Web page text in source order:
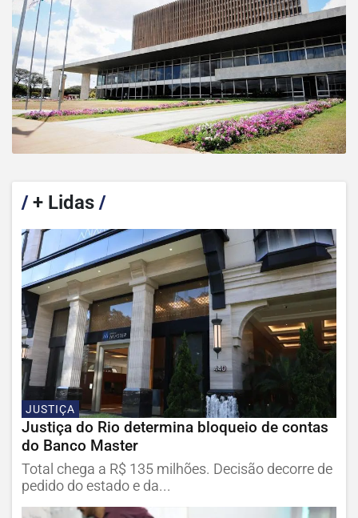
/+ Lidas /
JUSTIÇA
Justiça do Rio determina bloqueio de contas
do Banco Master
Total chega a R$ 135 milhões. Decisão decorre de
pedido do estado e da...